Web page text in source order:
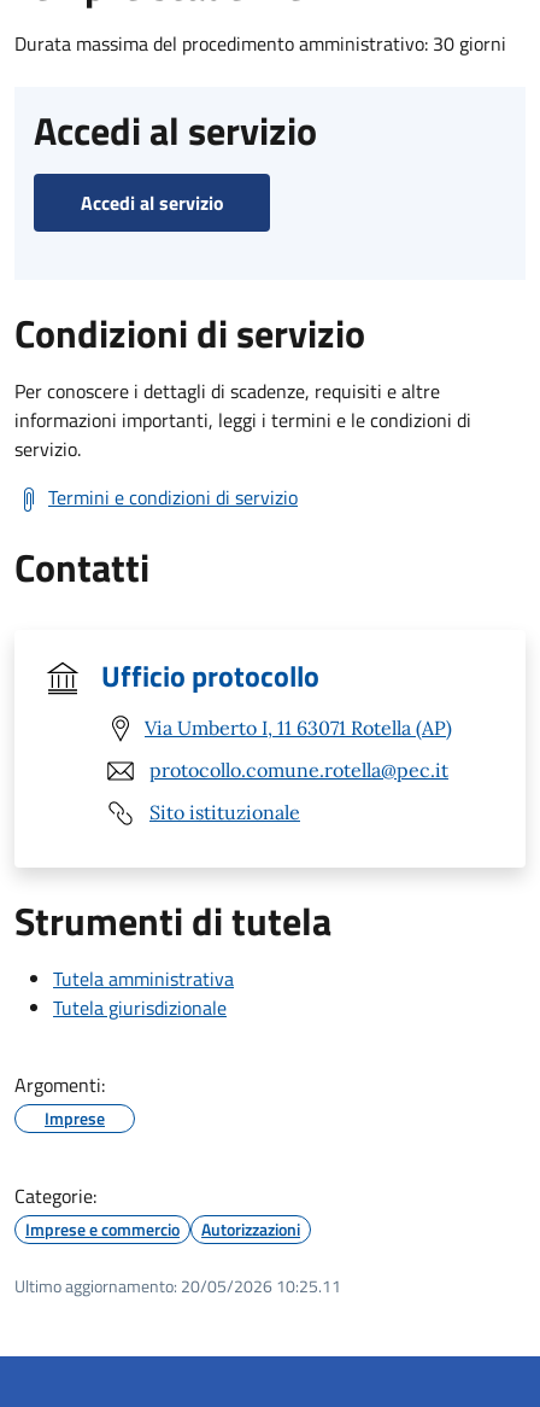
Durata massima del procedimento amministrativo: 30 giorni
Accedi al servizio
Accedi al servizio
Condizioni di servizio
Per conoscere i dettagli di scadenze, requisiti e altre
informazioni importanti, leggi i termini e le condizioni di
servizio.
Termini e condizioni di servizio
Contatti
Ufficio protocollo
Via Umberto I, 11 63071 Rotella (AP)
protocollo.comune.rotella@pec.it
Sito istituzionale
Strumenti di tutela
Tutela amministrativa
Tutela giurisdizionale
Argomenti:
Imprese
Categorie:
Imprese e commercio Autorizzazioni
Ultimo aggiornamento: 20/05/2026 10:25.11